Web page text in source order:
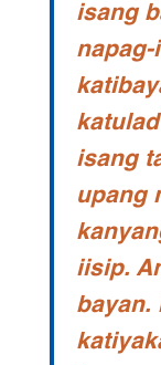
isang
isang
upang
iisip.
bayan.